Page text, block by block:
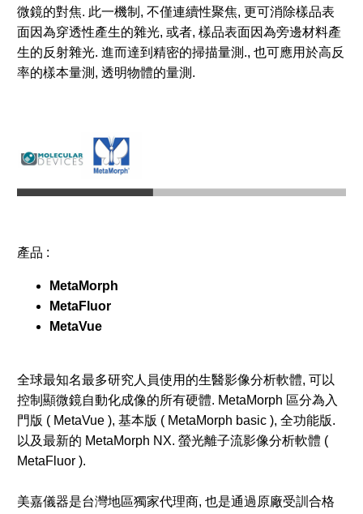
微鏡的對焦. 此一機制, 不僅連續性聚焦, 更可消除樣品表
面因為穿透性產生的雜光, 或者, 樣品表面因為旁邊材料產
生的反射雜光. 進而達到精密的掃描量測., 也可應用於高反
率的樣本量測, 透明物體的量測.
產品 :
MetaMorph
MetaFluor
MetaVue
全球最知名最多研究人員使用的生醫影像分析軟體, 可以
控制顯微鏡自動化成像的所有硬體. MetaMorph 區分為入
門版 ( MetaVue ), 基本版 ( MetaMorph basic ), 全功能版.
以及最新的 MetaMorph NX. 螢光離子流影像分析軟體 (
MetaFluor ).
美嘉儀器是台灣地區獨家代理商, 也是通過原廠受訓合格